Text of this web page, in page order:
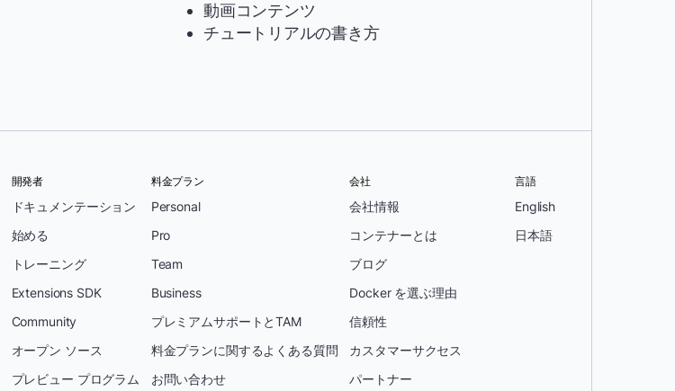
動画コンテンツ
チュートリアルの書き方
開発者
ドキュメンテーション
始める
トレーニング
Extensions SDK
Community
オープン ソース
プレビュー プログラム
料金プラン
Personal
Pro
Team
Business
プレミアムサポートとTAM
料金プランに関するよくある質問
お問い合わせ
会社
会社情報
コンテナーとは
ブログ
Docker を選ぶ理由
信頼性
カスタマーサクセス
パートナー
言語
English
日本語